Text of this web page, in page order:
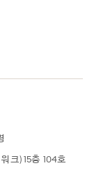
크) 15층 104호